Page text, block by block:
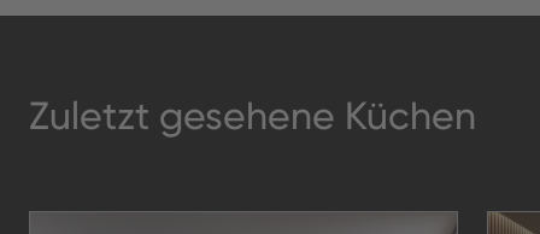
Zuletzt gesehene Küchen